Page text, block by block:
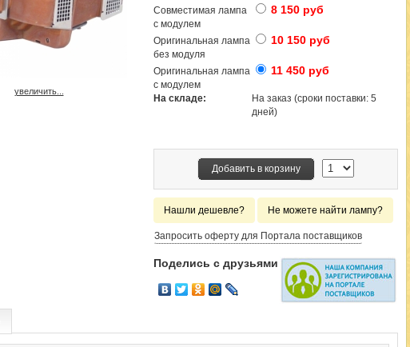
увеличить...
Совместимая лампа
с модулем
8 150 руб
Оригинальная лампа
без модуля
10 150 руб
Оригинальная лампа
с модулем
11 450 руб
На складе:
На заказ (сроки поставки: 5
дней)
Добавить в корзину
Нашли дешевле? Не можете найти лампу?
Запросить оферту для Портала поставщиков
Поделись с друзьями